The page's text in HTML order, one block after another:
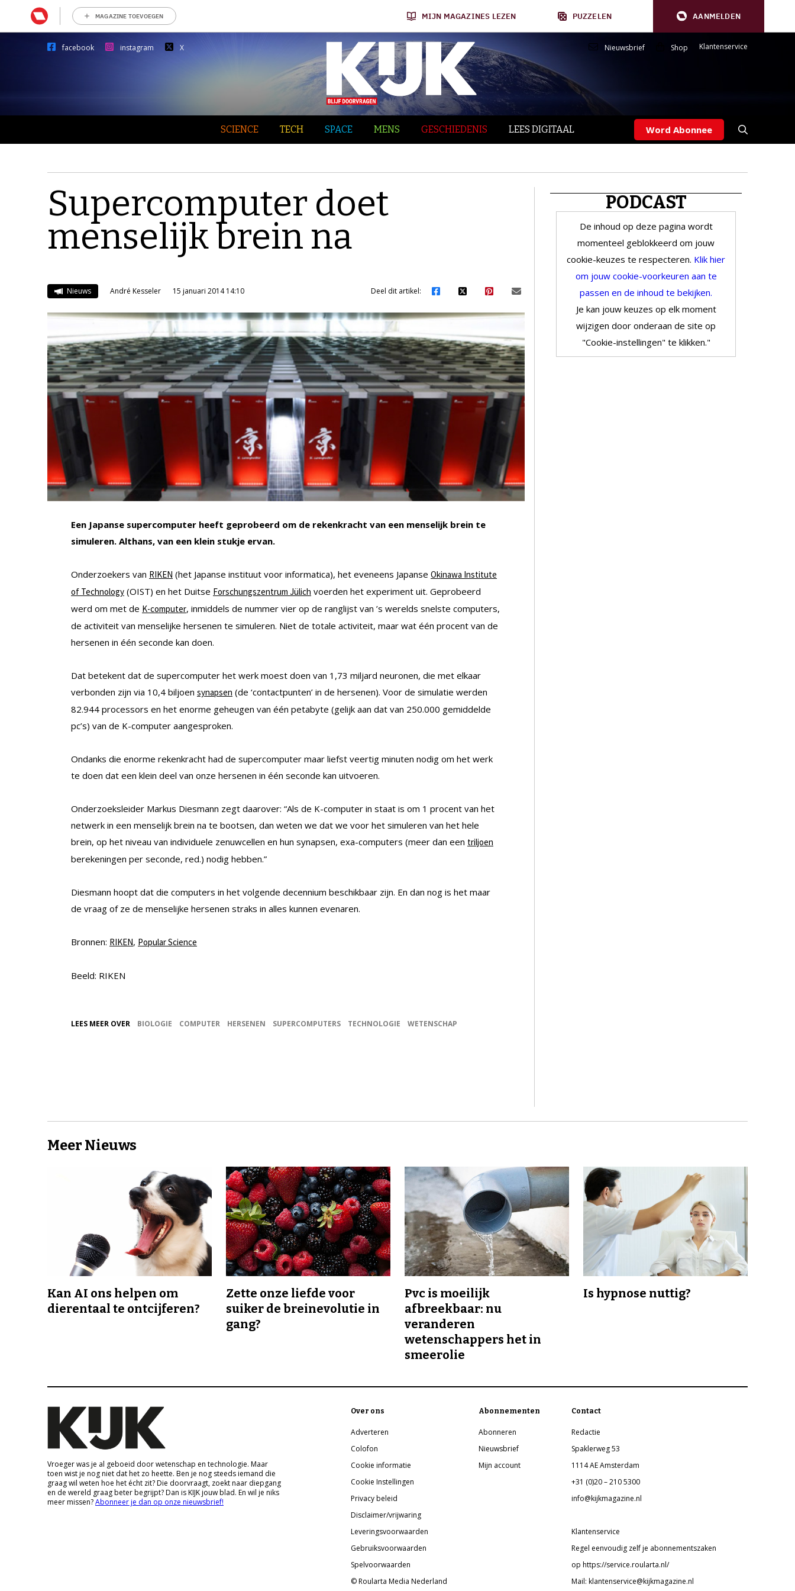
MAGAZINE TOEVOEGEN MIJN MAGAZINES LEZEN PUZZELEN AANMELDEN
facebook instagram X Nieuwsbrief Shop Klantenservice
SCIENCE TECH SPACE MENS GESCHIEDENIS LEES DIGITAAL Word Abonnee
Supercomputer doet
menselijk brein na
Nieuws André Kesseler 15 januari 2014 14:10 Deel dit artikel:
Een Japanse supercomputer heeft geprobeerd om de rekenkracht van een menselijk brein te
simuleren. Althans, van een klein stukje ervan.
Onderzoekers van RIKEN (het Japanse instituut voor informatica), het eveneens Japanse Okinawa Institute
of Technology (OIST) en het Duitse Forschungszentrum Jülich voerden het experiment uit. Geprobeerd
werd om met de K-computer, inmiddels de nummer vier op de ranglijst van ’s werelds snelste computers,
de activiteit van menselijke hersenen te simuleren. Niet de totale activiteit, maar wat één procent van de
hersenen in één seconde kan doen.
Dat betekent dat de supercomputer het werk moest doen van 1,73 miljard neuronen, die met elkaar
verbonden zijn via 10,4 biljoen synapsen (de ‘contactpunten’ in de hersenen). Voor de simulatie werden
82.944 processors en het enorme geheugen van één petabyte (gelijk aan dat van 250.000 gemiddelde
pc’s) van de K-computer aangesproken.
Ondanks die enorme rekenkracht had de supercomputer maar liefst veertig minuten nodig om het werk
te doen dat een klein deel van onze hersenen in één seconde kan uitvoeren.
Onderzoeksleider Markus Diesmann zegt daarover: “Als de K-computer in staat is om 1 procent van het
netwerk in een menselijk brein na te bootsen, dan weten we dat we voor het simuleren van het hele
brein, op het niveau van individuele zenuwcellen en hun synapsen, exa-computers (meer dan een triljoen
berekeningen per seconde, red.) nodig hebben.”
Diesmann hoopt dat die computers in het volgende decennium beschikbaar zijn. En dan nog is het maar
de vraag of ze de menselijke hersenen straks in alles kunnen evenaren.
Bronnen: RIKEN, Popular Science
Beeld: RIKEN
LEES MEER OVER BIOLOGIE COMPUTER HERSENEN SUPERCOMPUTERS TECHNOLOGIE WETENSCHAP
PODCAST
De inhoud op deze pagina wordt
momenteel geblokkeerd om jouw
cookie-keuzes te respecteren. Klik hier
om jouw cookie-voorkeuren aan te
passen en de inhoud te bekijken.
Je kan jouw keuzes op elk moment
wijzigen door onderaan de site op
"Cookie-instellingen" te klikken."
Meer Nieuws
Kan AI ons helpen om
dierentaal te ontcijferen?
Zette onze liefde voor
suiker de breinevolutie in
gang?
Pvc is moeilijk
afbreekbaar: nu
veranderen
wetenschappers het in
smeerolie
Is hypnose nuttig?
Vroeger was je al geboeid door wetenschap en technologie. Maar
toen wist je nog niet dat het zo heette. Ben je nog steeds iemand die
graag wil weten hoe het écht zit? Die doorvraagt, zoekt naar diepgang
en de wereld graag beter begrijpt? Dan is KIJK jouw blad. En wil je niks
meer missen?Abonneer je dan op onze nieuwsbrief!
Over ons
Adverteren
Colofon
Cookie informatie
Cookie Instellingen
Privacy beleid
Disclaimer/vrijwaring
Leveringsvoorwaarden
Gebruiksvoorwaarden
Spelvoorwaarden
© Roularta Media Nederland
Abonnementen
Abonneren
Nieuwsbrief
Mijn account
Contact
Redactie
Spaklerweg 53
1114 AE Amsterdam
+31 (0)20 – 210 5300
info@kijkmagazine.nl
Klantenservice
Regel eenvoudig zelf je abonnementszaken
op https://service.roularta.nl/
Mail: klantenservice@kijkmagazine.nl